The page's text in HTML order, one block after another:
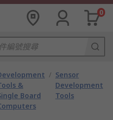
0
&
Board
/ Sensor
Development
Tools